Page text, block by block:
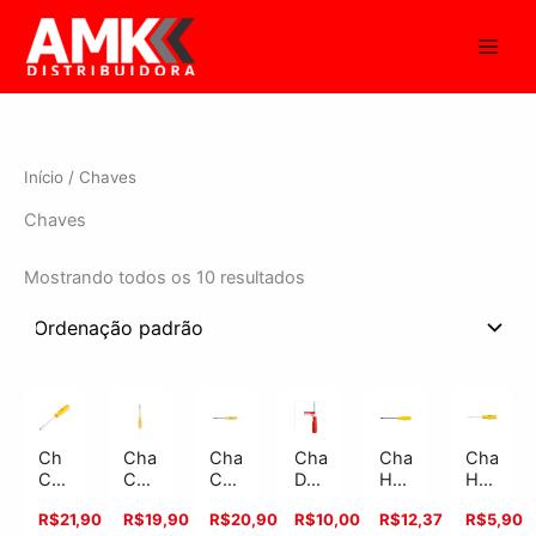
para
conteúdo
Início / Chaves
Chaves
Mostrando todos os 10 resultados
Ch
Canhao
Crv
R$21,90
Chave
Canhão
mm
R$19,90
Chave
Canhao
Soquete
R$20,90
Chave
De
5/16X6″
R$10,00
Chave
Hexalobular
T40
R$12,37
Chave
Reta
R$5,90